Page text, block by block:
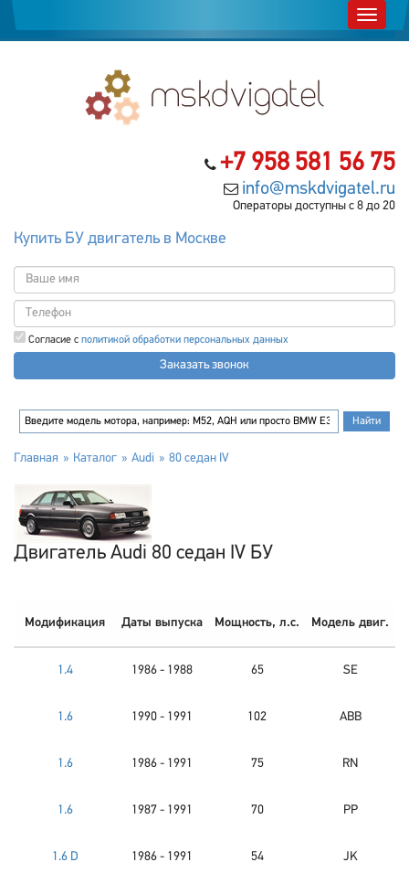
+7 958 581 56 75
info@mskdvigatel.ru
Операторы доступны с 8 до 20
Купить БУ двигатель в Москве
Согласие с политикой обработки персональных данных
Заказать звонок
Главная Каталог Audi 80 седан IV
Двигатель Audi 80 седан IV БУ
Модификация Даты выпуска Мощность, л.с. Модель двиг.
1.4 1986 - 1988 65 SE
1.6 1990 - 1991 102 ABB
1.6 1986 - 1991 75 RN
1.6 1987 - 1991 70 PP
1.6 D 1986 - 1991 54 JK